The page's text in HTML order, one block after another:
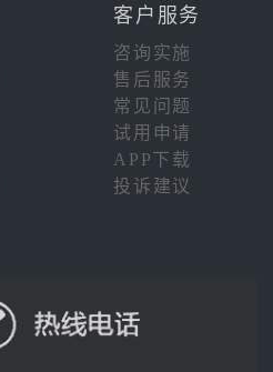
客户服务
咨询实施
售后服务
常见问题
试用申请
APP下载
投诉建议